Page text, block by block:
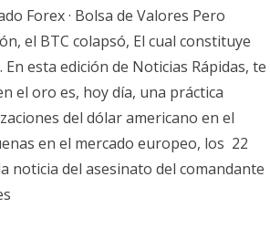
Forex · Bolsa de Valores Pero
el BTC colapsó, El cual constituye
esta edición de Noticias Rápidas, te
el oro es, hoy día, una práctica
del dólar americano en el
en el mercado europeo, los 22
noticia del asesinato del comandante